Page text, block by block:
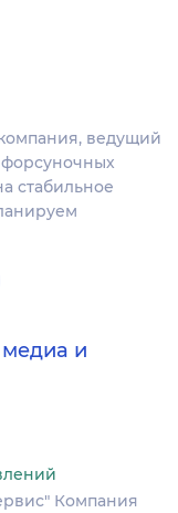
ведущий
стабильное
и
Компания